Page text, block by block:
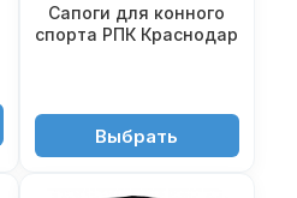
Сапоги для конного
спорта РПК Краснодар
14'550 ₽Выбрать